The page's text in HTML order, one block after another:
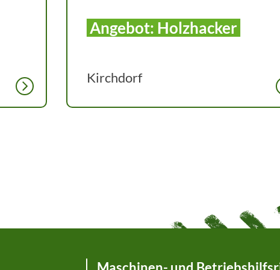
Angebot: Holzhacker
Kirchdorf